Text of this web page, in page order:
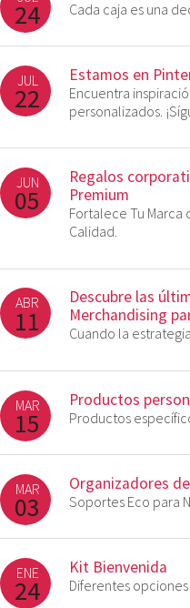
24 Cada caja es una
JUL
22
Estamos en
Encuentra
personalizados.
JUN
05
Regalos
Premium
Fortalece Tu
Calidad.
ABR
11
Descubre las
Merchandising
Cuando la
MAR
15
Productos
Productos
MAR
03
Organizadores
Soportes Eco para
ENE
24
Kit Bienvenida
Diferentes